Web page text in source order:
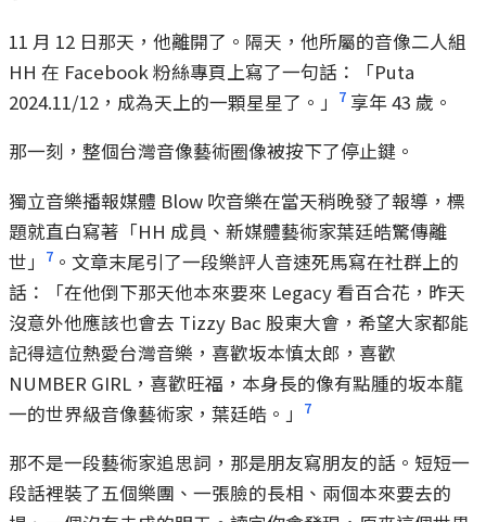
11 月 12 日那天，他離開了。隔天，他所屬的音像二人組
HH 在 Facebook 粉絲專頁上寫了一句話：「Puta
2024.11/12，成為天上的一顆星星了。」
7 享年 43 歲。
那一刻，整個台灣音像藝術圈像被按下了停止鍵。
獨立音樂播報媒體 Blow 吹音樂在當天稍晚發了報導，標
題就直白寫著「HH 成員、新媒體藝術家葉廷皓驚傳離
世」
7 。文章末尾引了一段樂評人音速死馬寫在社群上的
話：「在他倒下那天他本來要來 Legacy 看百合花，昨天
沒意外他應該也會去 Tizzy Bac 股東大會，希望大家都能
記得這位熱愛台灣音樂，喜歡坂本慎太郎，喜歡
NUMBER GIRL，喜歡旺福，本身長的像有點腫的坂本龍
一的世界級音像藝術家，葉廷皓。」
7
那不是一段藝術家追思詞，那是朋友寫朋友的話。短短一
段話裡裝了五個樂團、一張臉的長相、兩個本來要去的